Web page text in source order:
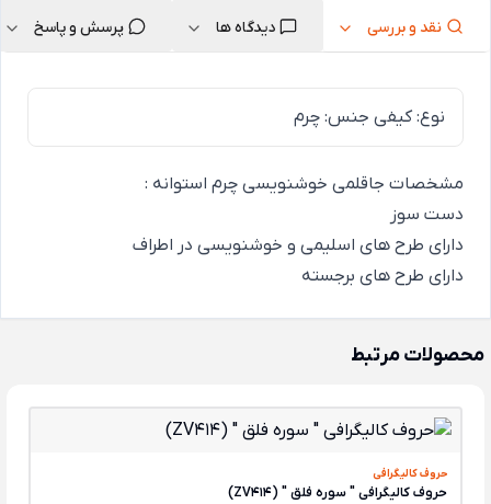
نقد و بررسی دیدگاه ها پرسش و پاسخ
نوع: کیفی جنس: چرم
مشخصات جاقلمی خوشنویسی چرم استوانه :
دست سوز
دارای طرح های اسلیمی و خوشنویسی در اطراف
دارای طرح های برجسته
محصولات مرتبط
حروف کالیگرافی
حروف کالیگرافی " سوره فلق " (ZV414)